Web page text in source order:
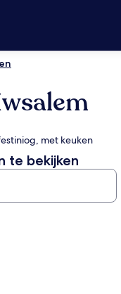
met keuken
te bekijken